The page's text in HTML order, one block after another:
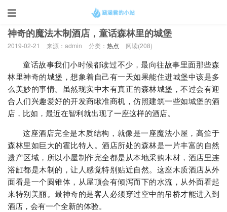
当前位置：
神奇的魔法木制酒店，童话森林里的城堡
2019-02-21 来源：admin 分类： 热点 阅读(208)
童话故事我们小时候都读过不少，最向往故事里面那些森
林里神奇的城堡，想象着自己有一天如果能住进城堡中该是多
么美妙的事情。虽然现实中木有真正的森林城堡，不过会有迎
合人们兴趣爱好的开发商瞅准商机，仿照建筑一些如城堡的酒
店，比如，最近在智利就出现了一座这样的酒店。
这座酒店完全是木质结构，就像是一座魔法小屋，高耸于
森林里如巨大的霍比特人。酒店所处的森林是一片丰富的自然
遗产区域，所以小屋制作完全都是从本地采购木材，酒店里连
浴缸都是木制的，让人感觉特别贴近自然。这座木质酒店从外
面看是一个圆锥体，从屋顶会有倾泻而下的水流，从外面看起
来特别美丽。最神奇的是客人必须穿过空中的吊桥才能进入到
酒店，会有一个全新的体验。